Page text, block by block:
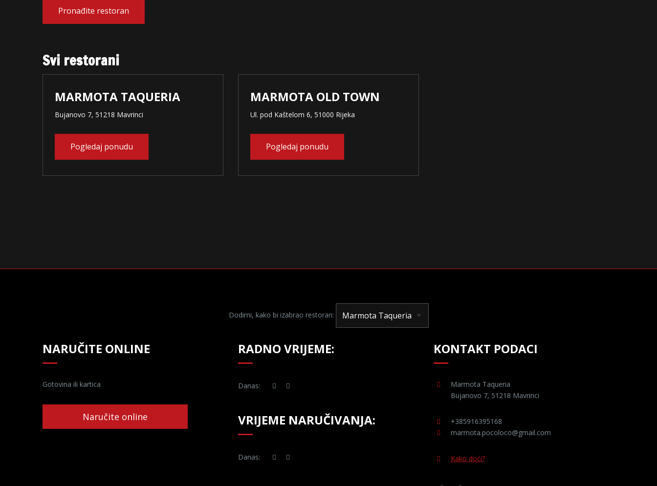
Pronađite restoran
Svi restorani
MARMOTA TAQUERIA
Bujanovo 7, 51218 Mavrinci
Pogledaj ponudu
MARMOTA OLD TOWN
Ul. pod Kaštelom 6, 51000 Rijeka
Pogledaj ponudu
Dodirni, kako bi izabrao restoran:
NARUČITE ONLINE
Gotovina ili kartica
Naručite online
RADNO VRIJEME:
Danas:
VRIJEME NARUČIVANJA:
Danas:
KONTAKT PODACI
Marmota Taqueria
Bujanovo 7, 51218 Mavrinci
+385916395168
marmota.pocoloco@gmail.com
Kako doći?